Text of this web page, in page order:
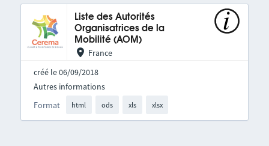
Liste des Autorités
Organisatrices de la
Mobilité (AOM)
France
créé le 06/09/2018
Format html ods xls xlsx
Autres informations